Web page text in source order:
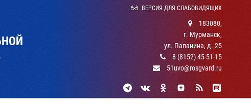
ВЕРСИЯ ДЛЯ СЛАБОВИДЯЩИХ
183080,
г. Мурманск,
ул. Папанина, д. 25
8 (8152) 45-51-15
51uvo@rosgvard.ru